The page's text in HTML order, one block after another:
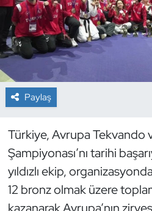
Paylaş
Türkiye, Avrupa Tekvando
Şampiyonası’nı tarihi
yıldızlı ekip,
12 bronz olmak üzere
Cimnastik
Curling
Dağcılık
Dövüş Sanatı
E-Spor